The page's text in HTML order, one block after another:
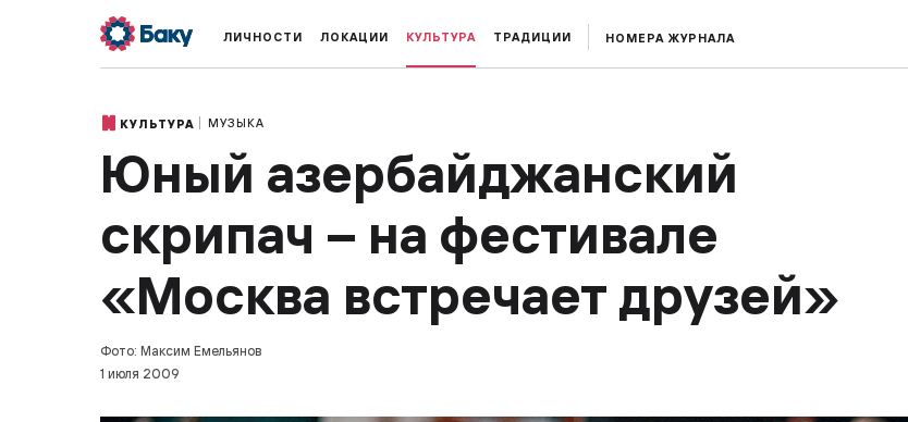
ЛИЧНОСТИ ЛОКАЦИИ КУЛЬТУРА ТРАДИЦИИ НОМЕРА ЖУРНАЛА
КУЛЬТУРА МУЗЫКА
Юный азербайджанский
скрипач – на фестивале
«Москва встречает друзей»
Фото: Максим Емельянов
1 июля 2009